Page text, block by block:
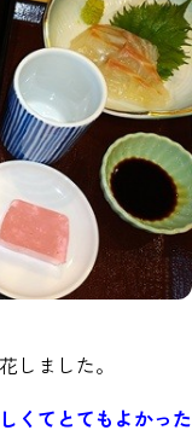
しました。
くてとてもよかった